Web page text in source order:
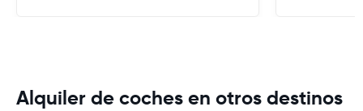
Alquiler de coches en otros destinos